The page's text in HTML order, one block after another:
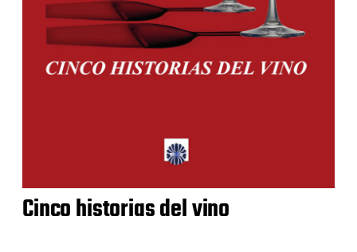
Cinco historias del vino